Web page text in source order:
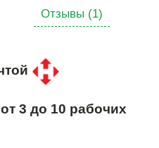
Отзывы (1)
3 до 10 рабочих